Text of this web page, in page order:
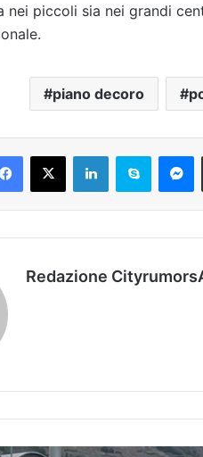
nei piccoli sia nei grandi
piano decoro
Redazione